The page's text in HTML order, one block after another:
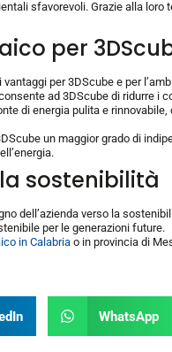
sfavorevoli. Grazie alla
per
per 3DScube e per
ad 3DScube di ridurre
di energia pulita e
un maggior grado di
sostenibilità
dell’azienda verso la
per le generazioni future.
in Calabria o in provincia di
WhatsApp